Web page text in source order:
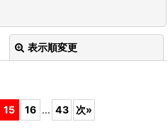
表示順変更
15 16 ... 43 次»